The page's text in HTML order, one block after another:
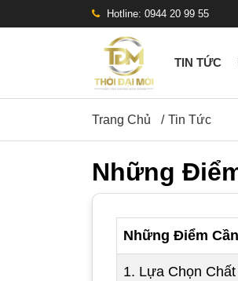
Hotline: 0944 20 99 55
TIN TỨC
Trang Chủ Tin Tức
Những
Những Điểm
1. Lựa Chọn